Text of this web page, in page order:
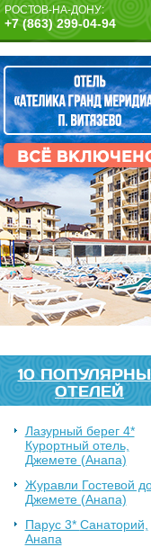
РОСТОВ-НА-ДОНУ:
+7 (863) 299-04-94
10
ОТЕЛЕЙ
Лазурный берег 4*
Курортный отель,
Джемете (Анапа)
Журавли Гостевой
Джемете (Анапа)
Парус 3* Санаторий,
Анапа